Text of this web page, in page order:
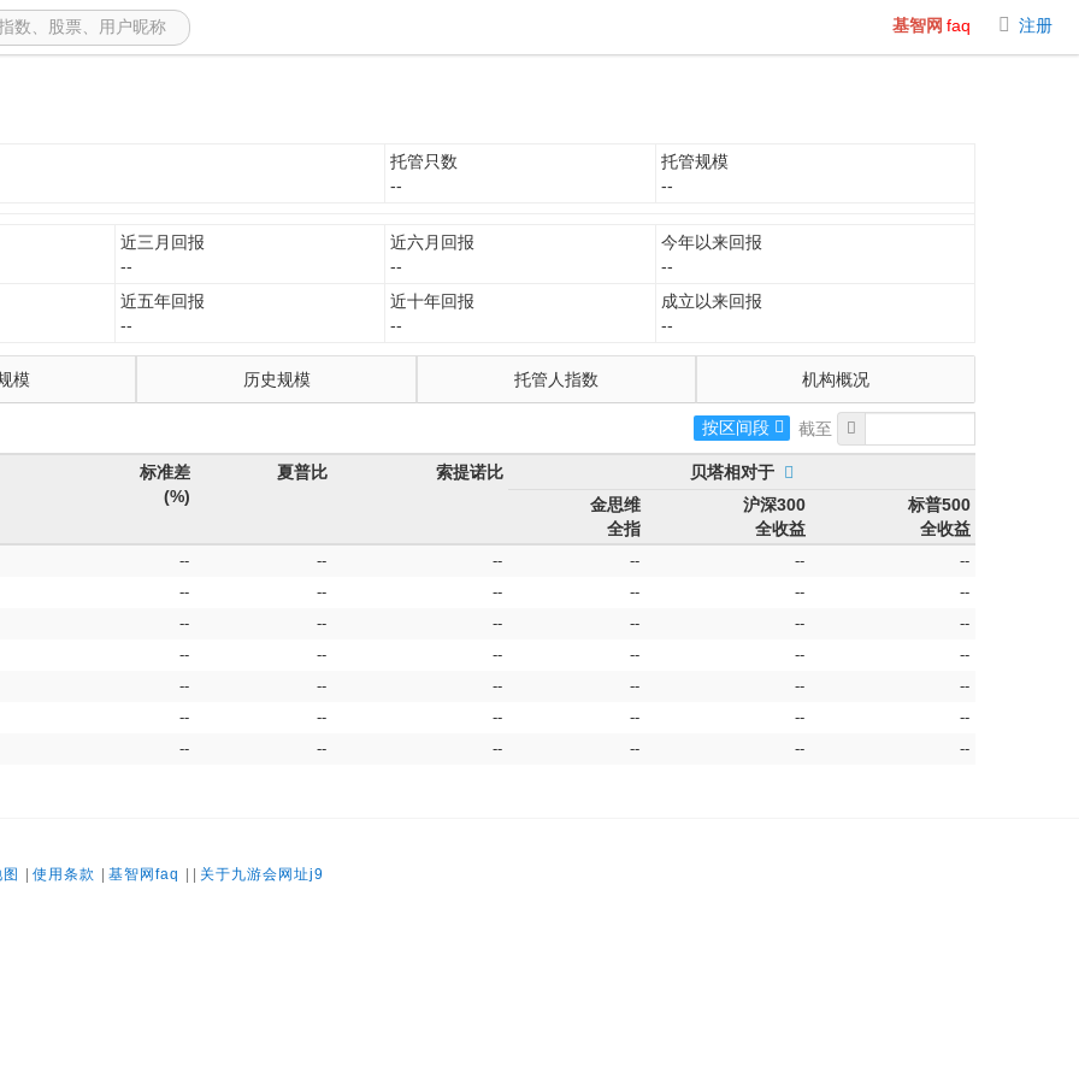
基智网 faq 注册
托管只数
--
托管规模
--
近三月回报
--
近六月回报
--
今年以来回报
--
近五年回报
--
近十年回报
--
成立以来回报
--
模 历史规模 托管人指数 机构概况
按区间段
标准差
(%)
夏普比 索提诺比
贝塔相对于
金思维
全指
沪深300
全收益
标普500
全收益
-- -- -- -- --
--
--
-- -- -- --
--
--
-- -- -- --
--
--
-- -- -- --
--
--
-- -- -- --
--
--
-- -- -- --
--
--
-- -- -- -- --
使用条款 基智网faq 关于九游会网址j9